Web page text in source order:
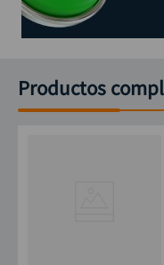
Productos